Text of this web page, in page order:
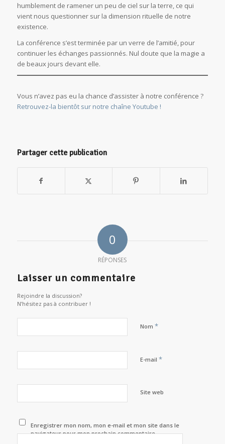
humblement de ramener un peu de ciel sur la terre, ce qui
vient nous questionner sur la dimension rituelle de notre
existence.
La conférence s’est terminée par un verre de l’amitié, pour
continuer les échanges passionnés. Nul doute que la magie a
de beaux jours devant elle.
Vous n’avez pas eu la chance d’assister à notre conférence ?
Retrouvez-la bientôt sur notre chaîne Youtube !
Partager cette publication
0
RÉPONSES
Laisser un commentaire
Rejoindre la discussion?
N’hésitez pas à contribuer !
Nom *
E-mail *
Site web
Enregistrer mon nom, mon e-mail et mon site dans le
navigateur pour mon prochain commentaire.